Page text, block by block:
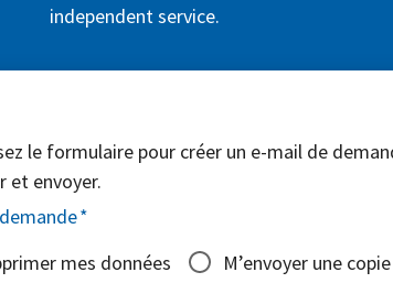
independent service.
le formulaire pour créer un e-mail de
et envoyer.
*
mes données
M’envoyer une